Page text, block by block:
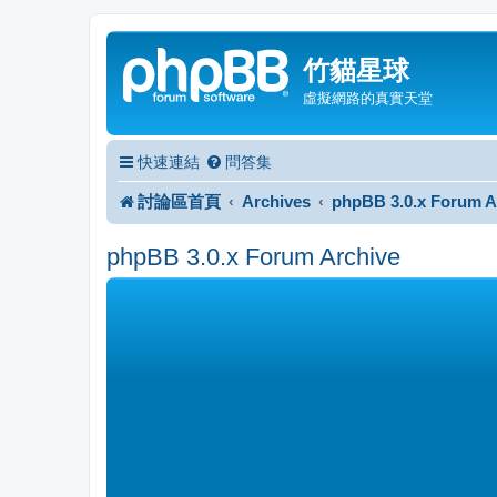
竹貓星球
虛擬網路的真實天堂
快速連結 問答集
討論區首頁 Archives phpBB 3.0.x Forum
phpBB 3.0.x Forum Archive